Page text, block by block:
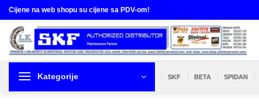
Skip
to
content
Cijene na web shopu su cijene sa PDV-om!
Kategorije SKF BETA SPIDAN